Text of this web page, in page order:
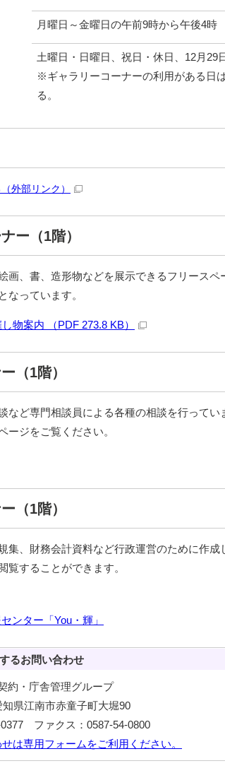
月曜日～金曜日の午前9時から午後4時
土曜日・日曜日、祝日・休日、12月29
※ギャラリーコーナーの利用がある日
る。
（外部リンク）
ー（1階）
画、書、造形物などを展示できるフリースペ
なっています。
物案内 （PDF 273.8 KB）
（1階）
など専門相談員による各種の相談を行ってい
ージをご覧ください。
（1階）
集、財務会計資料など行政運営のために作
覧することができます。
ンター「You・輝」
るお問い合わせ
約・庁舎管理グループ
県江南市赤童子町大堀90
0377 ファクス：0587-54-0800
は専用フォームをご利用ください。